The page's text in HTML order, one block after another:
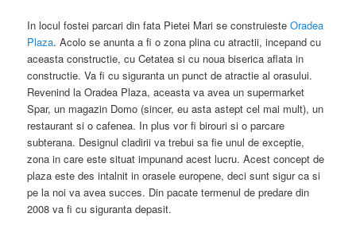
In locul fostei parcari din fata Pietei Mari se construiesteOradea
Plaza. Acolo se anunta a fi o zona plina cu atractii, incepand cu
aceasta constructie, cu Cetatea si cu noua biserica aflata in
constructie. Va fi cu siguranta un punct de atractie al orasului.
Revenind la Oradea Plaza, aceasta va avea un supermarket
Spar, un magazin Domo (sincer, eu asta astept cel mai mult), un
restaurant si o cafenea. In plus vor fi birouri si o parcare
subterana. Designul cladirii va trebui sa fie unul de exceptie,
zona in care este situat impunand acest lucru. Acest concept de
plaza este des intalnit in orasele europene, deci sunt sigur ca si
pe la noi va avea succes. Din pacate termenul de predare din
2008 va fi cu siguranta depasit.